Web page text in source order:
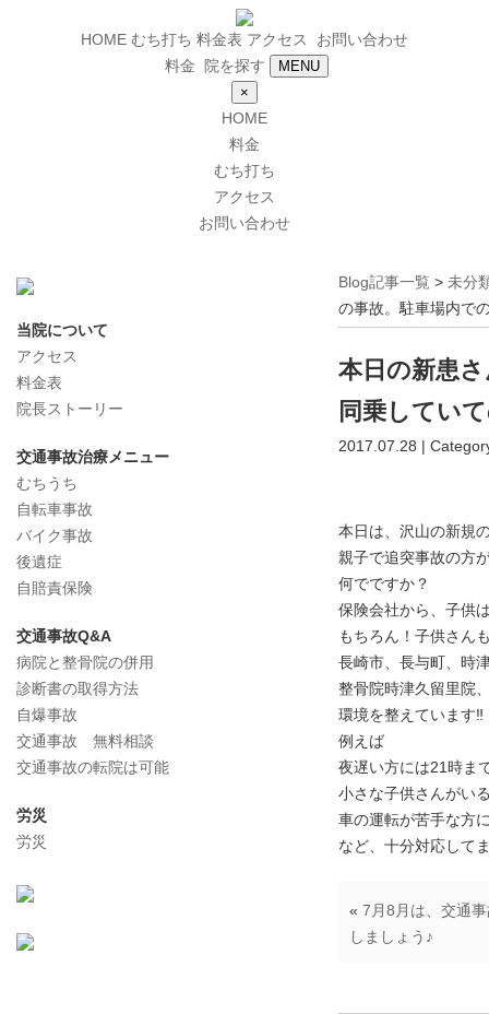
HOME むち打ち 料金表 アクセス
お問い合わせ
料金
院を探す
MENU
×
HOME
料金
むち打ち
アクセス
お問い合わせ
Blog記事一覧 > 未分
の事故。駐車場内で
本日の新患
同乗してい
2017.07.28 |
本日は、沢山の新規
親子で追突事故の方
何でですか？
保険会社から、子供
もちろん！子供さん
長崎市、長与町、時
整骨院時津久留里院
環境を整えています‼
例えば
夜遅い方には21時ま
小さな子供さんがい
車の運転が苦手な方
など、十分対応して
« 7月8月は、交通
しましょう♪
当院について
アクセス
料金表
院長ストーリー
交通事故治療メニュー
むちうち
自転車事故
バイク事故
後遺症
自賠責保険
交通事故Q&A
病院と整骨院の併用
診断書の取得方法
自爆事故
交通事故 無料相談
交通事故の転院は可能
労災
労災